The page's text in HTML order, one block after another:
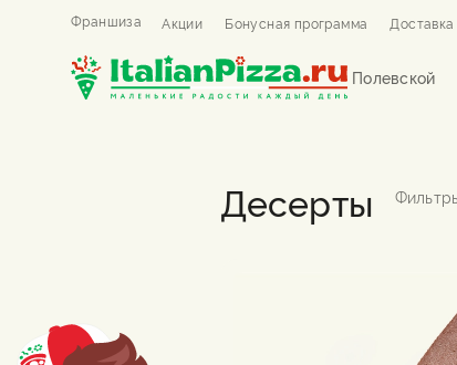
Франшиза Акции Бонусная программа Доставка
Полевской
Десерты